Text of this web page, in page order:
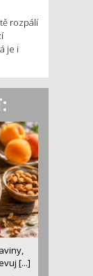
rozpálí
je i
[...]